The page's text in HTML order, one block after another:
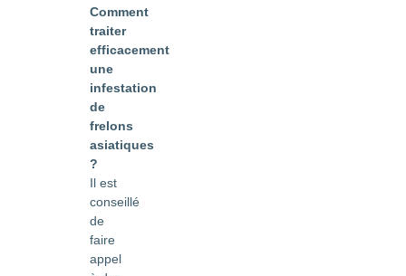
Comment
traiter
efficacement
une
infestation
de
frelons
asiatiques
?
Il est
conseillé
de
faire
appel